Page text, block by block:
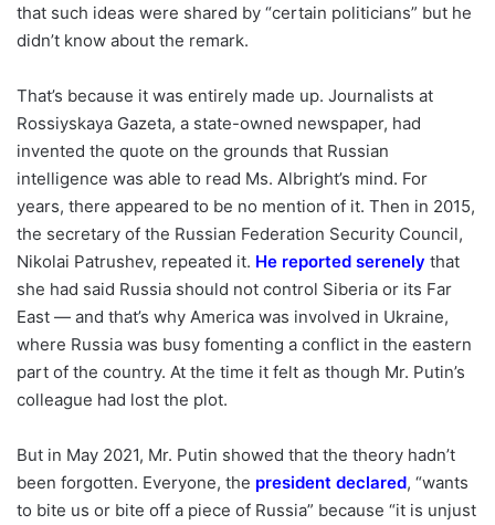
that such ideas were shared by “certain politicians” but he
didn’t know about the remark.
That’s because it was entirely made up. Journalists at
Rossiyskaya Gazeta, a state-owned newspaper, had
invented the quote on the grounds that Russian
intelligence was able to read Ms. Albright’s mind. For
years, there appeared to be no mention of it. Then in 2015,
the secretary of the Russian Federation Security Council,
Nikolai Patrushev, repeated it. He reported serenely that
she had said Russia should not control Siberia or its Far
East — and that’s why America was involved in Ukraine,
where Russia was busy fomenting a conflict in the eastern
part of the country. At the time it felt as though Mr. Putin’s
colleague had lost the plot.
But in May 2021, Mr. Putin showed that the theory hadn’t
been forgotten. Everyone, the president declared, “wants
to bite us or bite off a piece of Russia” because “it is unjust